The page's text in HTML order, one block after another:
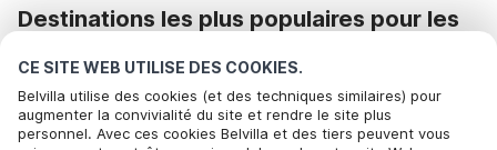
CE SITE WEB UTILISE DES COOKIES.
Belvilla utilise des cookies (et des techniques similaires) pour
augmenter la convivialité du site et rendre le site plus
personnel. Avec ces cookies Belvilla et des tiers peuvent vous
Destinations les plus populaires pour les
Commodités populaires pour les vacances en Le jütland du
sud-est